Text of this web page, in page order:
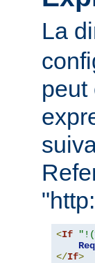
La
peut
<If
</If>